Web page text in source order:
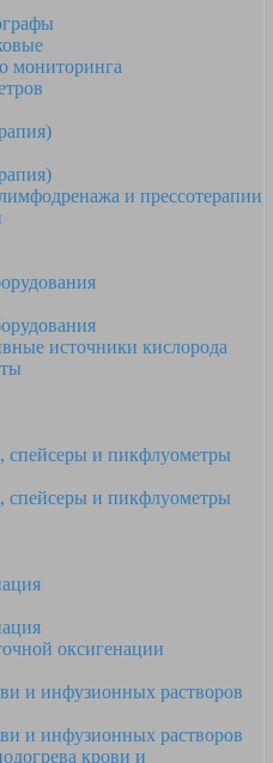
мониторинга
и прессотерапии
источники кислорода
спейсеры и пикфлуометры
спейсеры и пикфлуометры
оксигенации
и инфузионных растворов
и инфузионных растворов
крови и